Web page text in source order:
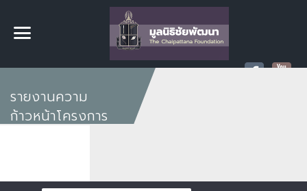
รายงานความ
ก้าวหน้าโครงการ